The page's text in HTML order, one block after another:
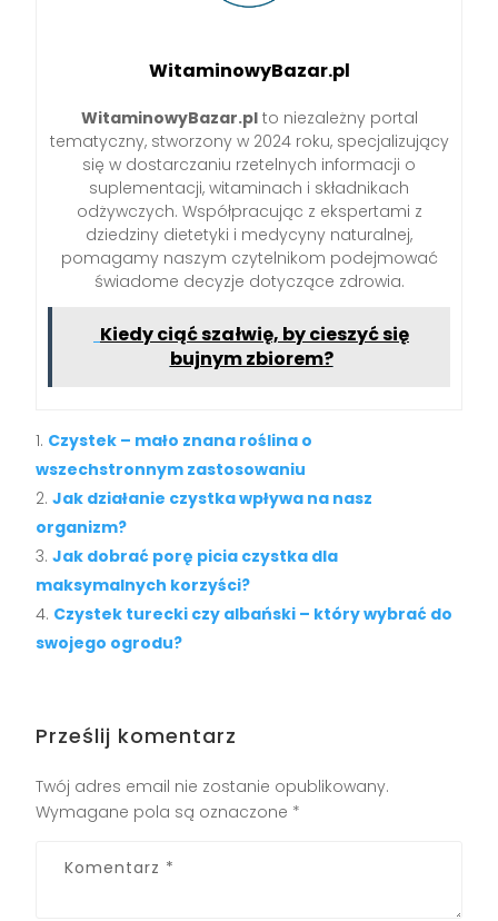
WitaminowyBazar.pl
WitaminowyBazar.plto niezależny portal
tematyczny, stworzony w 2024 roku, specjalizujący
się w dostarczaniu rzetelnych informacji o
suplementacji, witaminach i składnikach
odżywczych. Współpracując z ekspertami z
dziedziny dietetyki i medycyny naturalnej,
pomagamy naszym czytelnikom podejmować
świadome decyzje dotyczące zdrowia.
Kiedy ciąć szałwię, by cieszyć się
bujnym zbiorem?
Czystek – mało znana roślina o
wszechstronnym zastosowaniu
Jak działanie czystka wpływa na nasz
organizm?
Jak dobrać porę picia czystka dla
maksymalnych korzyści?
Czystek turecki czy albański – który wybrać do
swojego ogrodu?
Prześlij komentarz
Twój adres email nie zostanie opublikowany.
Wymagane pola są oznaczone *